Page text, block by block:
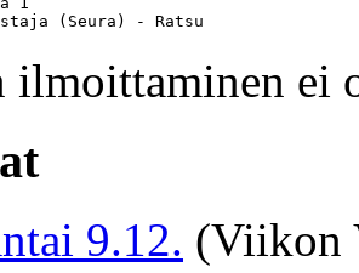
(Seura) - Ratsu
9.12. (Viikon